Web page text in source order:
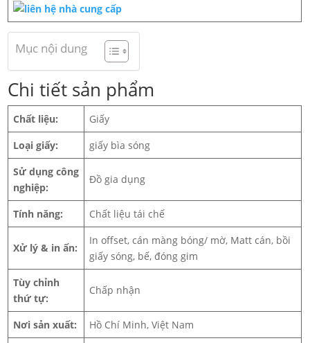
Mục nội dung
Chi tiết sản phẩm
Chất liệu:
Giấy
Loại giấy:
giấy bìa sóng
Sử dụng công
nghiệp:
Đồ gia dụng
Tính năng: Chất liệu tái chế
Xử lý & in ấn:
In offset, cán màng bóng/ mờ, Matt cán, bồi
giấy sóng, bế, đóng gim
Tùy chỉnh
thứ tự:
Chấp nhận
Nơi sản xuất:
Hồ Chí Minh, Việt Nam